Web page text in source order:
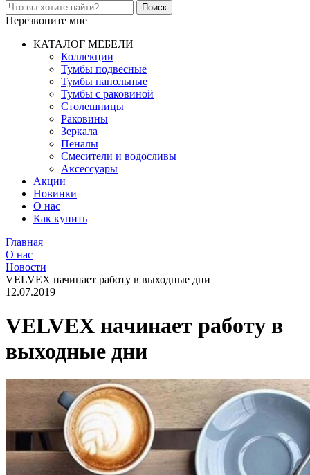
Перезвоните мне
КАТАЛОГ МЕБЕЛИ
Коллекции
Тумбы подвесные
Тумбы напольные
Тумбы с раковиной
Столешницы
Раковины
Зеркала
Пеналы
Смесители и водосливы
Аксессуары
Акции
Новинки
О нас
Как купить
Главная
О нас
Новости
VELVEX начинает работу в выходные дни
12.07.2019
VELVEX начинает работу в
выходные дни